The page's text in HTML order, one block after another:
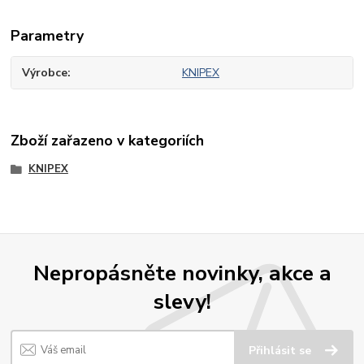
Parametry
Výrobce KNIPEX
Zboží zařazeno v kategoriích
KNIPEX
Nepropásněte novinky, akce a
slevy!
Přihlásit se